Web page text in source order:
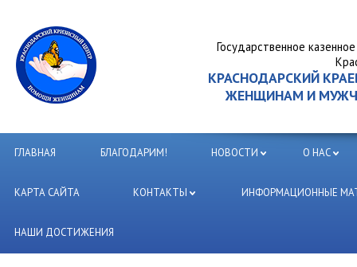
Государственное
КРАСНОДАРСКИЙ
ЖЕНЩИНАМ И
ГЛАВНАЯ БЛАГОДАРИМ! НОВОСТИ О НАС
КАРТА САЙТА КОНТАКТЫ ИНФОРМАЦИОННЫЕ
НАШИ ДОСТИЖЕНИЯ